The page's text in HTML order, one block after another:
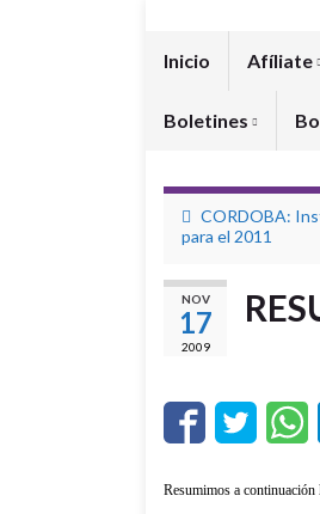
Inicio Afíliate
Boletines
CORDOBA:
para el 2011
NOV
17
2009
Resumimos a continuación